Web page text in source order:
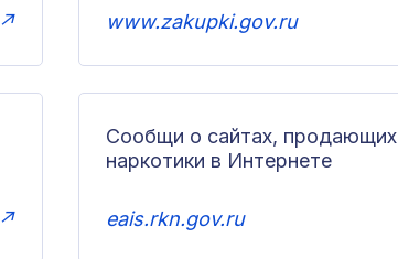
↗ www.zakupki.gov.ru
↗
Сообщи о сайтах, продающих
наркотики в Интернете
eais.rkn.gov.ru